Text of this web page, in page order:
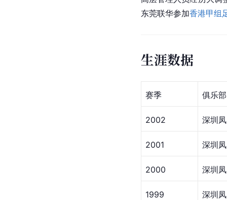
东莞联华参加香港甲组
生涯数据
赛季 俱乐部
2002 深圳
2001 深圳
2000 深圳
1999 深圳